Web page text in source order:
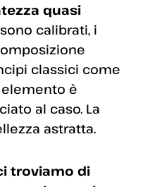
quasi
calibrati, i
classici come
elemento è
al caso. La
astratta.
troviamo di